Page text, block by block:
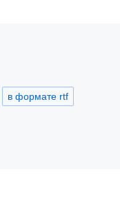
в формате rtf